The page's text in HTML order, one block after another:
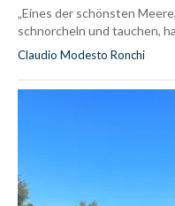
„Eines der schönsten
schnorcheln und tauchen,
Claudio Modesto Ronchi